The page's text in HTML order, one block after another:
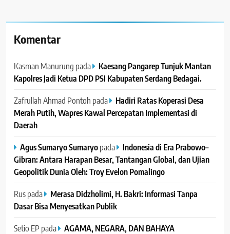
Komentar
Kasman Manurung pada
Kaesang Pangarep Tunjuk Mantan
Kapolres Jadi Ketua DPD PSI Kabupaten Serdang Bedagai. ‎ ‎
Zafrullah Ahmad Pontoh pada
Hadiri Ratas Koperasi Desa
Merah Putih, Wapres Kawal Percepatan Implementasi di
Daerah
Agus Sumaryo Sumaryopada
Indonesia di Era Prabowo–
Gibran: Antara Harapan Besar, Tantangan Global, dan Ujian
Geopolitik Dunia Oleh: Troy Evelon Pomalingo
Ruspada
Merasa Didzholimi, H. Bakri: Informasi Tanpa
Dasar Bisa Menyesatkan Publik
Setio EP pada
AGAMA, NEGARA, DAN BAHAYA